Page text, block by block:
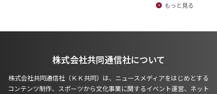
もっと見る
株式会社共同通信社について
株式会社共同通信社（ＫＫ共同）は、ニュースメディアをはじめとする
コンテンツ制作、スポーツから文化事業に関するイベント運営、ネット